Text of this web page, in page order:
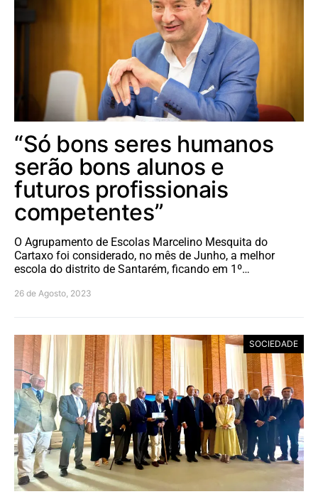
“Só bons seres humanos
serão bons alunos e
futuros profissionais
competentes”
O Agrupamento de Escolas Marcelino Mesquita do
Cartaxo foi considerado, no mês de Junho, a melhor
escola do distrito de Santarém, ficando em 1º…
26 de Agosto, 2023
SOCIEDADE